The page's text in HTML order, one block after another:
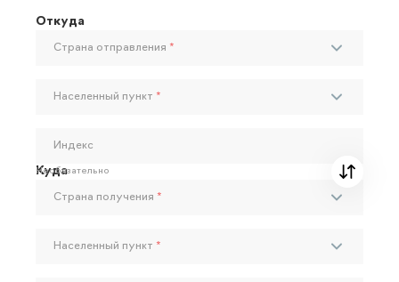
Откуда
Страна отправления *
Населенный пункт *
Индекс
Необязательно
Куда
Страна получения *
Населенный пункт *